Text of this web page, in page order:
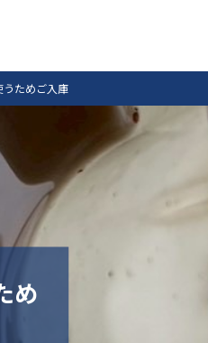
ためご入庫
め